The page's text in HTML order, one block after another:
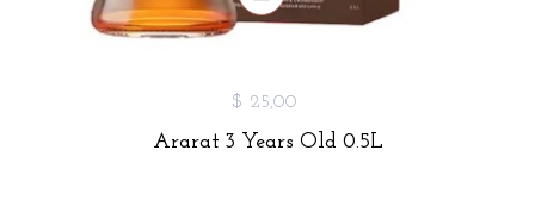
$ 25,00
Ararat 3 Years Old 0.5L